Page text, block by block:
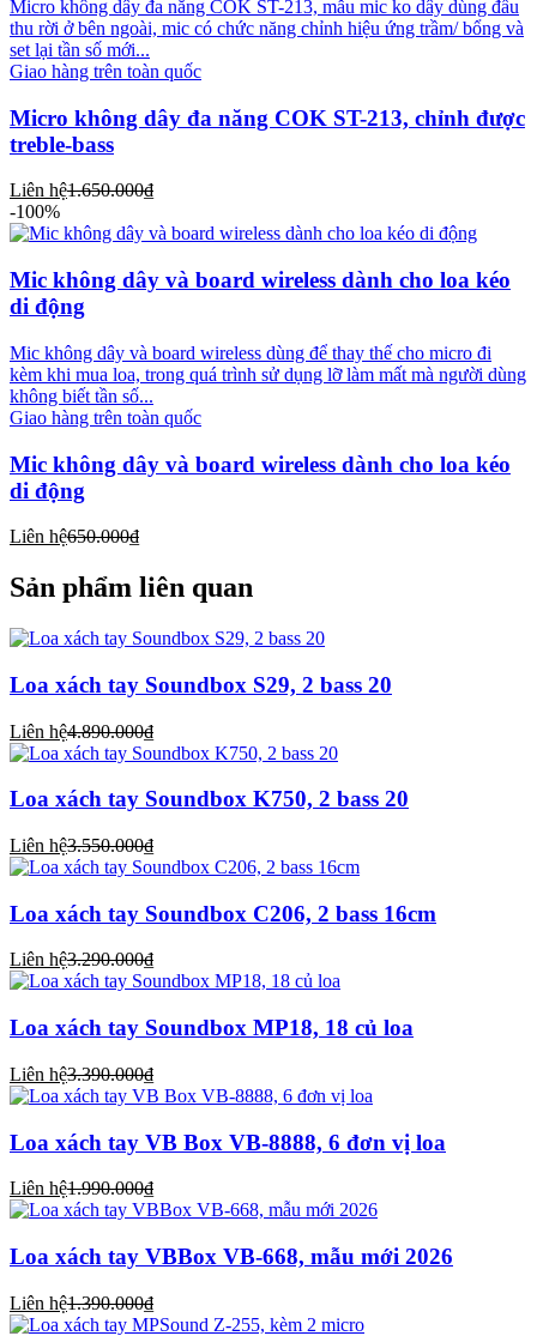
Micro không dây đa năng COK ST-213, mẫu mic ko dây dùng đầu
thu rời ở bên ngoài, mic có chức năng chỉnh hiệu ứng trầm/ bổng và
set lại tần số mới...
Giao hàng trên toàn quốc
Micro không dây đa năng COK ST-213, chỉnh được
treble-bass
Liên hệ1.650.000₫
-100%
Mic không dây và board wireless dành cho loa kéo
di động
Mic không dây và board wireless dùng để thay thế cho micro đi
kèm khi mua loa, trong quá trình sử dụng lỡ làm mất mà người dùng
không biết tần số...
Giao hàng trên toàn quốc
Mic không dây và board wireless dành cho loa kéo
di động
Liên hệ650.000₫
Sản phẩm liên quan
Loa xách tay Soundbox S29, 2 bass 20
Liên hệ4.890.000₫
Loa xách tay Soundbox K750, 2 bass 20
Liên hệ3.550.000₫
Loa xách tay Soundbox C206, 2 bass 16cm
Liên hệ3.290.000₫
Loa xách tay Soundbox MP18, 18 củ loa
Liên hệ3.390.000₫
Loa xách tay VB Box VB-8888, 6 đơn vị loa
Liên hệ1.990.000₫
Loa xách tay VBBox VB-668, mẫu mới 2026
Liên hệ1.390.000₫